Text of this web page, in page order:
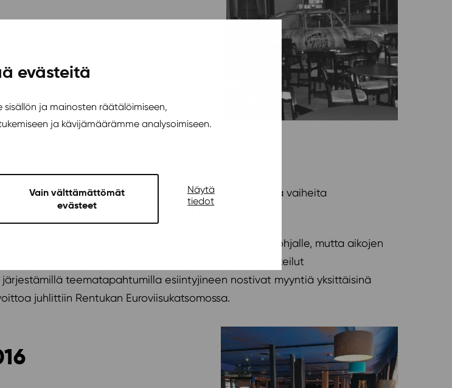
evästeitä
ja mainosten räätälöimiseen,
ja kävijämäärämme analysoimiseen.
Vain välttämättömät
evästeet
Näytä
tiedot
Kauppakadulle vuonna 1993.
kävelivät talon alta
muodikkaita nimiä kuin Night Life ja
yrittäjälle pariin otteeseen. Näiden kirjavia vaiheita
Ylioppilaskunnan haltuun syksyllä 1997.
ravintolan toiminnan jälleen nousemaan vakaalle pohjalle, mutta aikojen
vetivät Rentukkaan yhä hurjia väkimääriä, ja kokeilut
teematapahtumilla esiintyjineen nostivat myyntiä yksittäisinä
juhlittiin Rentukan Euroviisukatsomossa.